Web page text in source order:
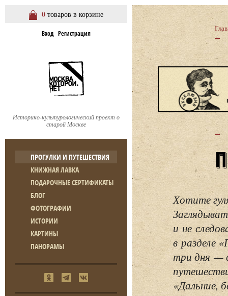
0 товаров в корзине
Вход Регистрация
Историко-культурологический проект о
старой Москве
ПРОГУЛКИ И ПУТЕШЕСТВИЯ
КНИЖНАЯ ЛАВКА
ПОДАРОЧНЫЕ СЕРТИФИКАТЫ
БЛОГ
ФОТОГРАФИИ
ИСТОРИИ
КАРТИНЫ
ПАНОРАМЫ
Хотите
и не
в разделе
три дня —
«Дальние,